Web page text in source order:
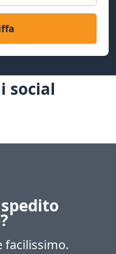
social
facilissimo.